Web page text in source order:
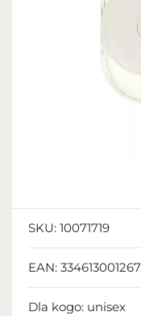
SKU: 10071719
EAN:
Dla kogo: unisex